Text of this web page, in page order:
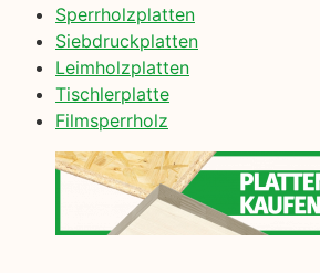
Sperrholzplatten
Siebdruckplatten
Leimholzplatten
Tischlerplatte
Filmsperrholz